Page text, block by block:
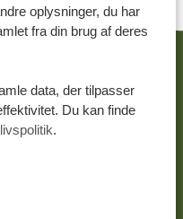
oplysninger, du har
fra din brug af deres
data, der tilpasser
Du kan finde
.